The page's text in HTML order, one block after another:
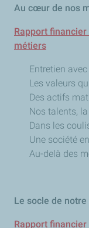
Au cœur de nos
Rapport
métiers
Entretien
Les valeurs
Des actifs
Nos talents,
Dans les
Une société
Au-delà des
Le socle de
Rapport